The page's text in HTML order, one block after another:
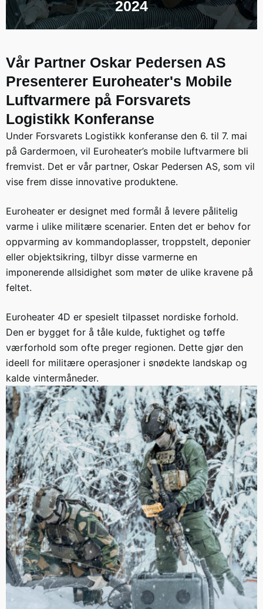
2024
Vår Partner Oskar Pedersen AS
Presenterer Euroheater's Mobile
Luftvarmere på Forsvarets
Logistikk Konferanse
Under Forsvarets Logistikk konferanse den 6. til 7. mai
på Gardermoen, vil Euroheater’s mobile luftvarmere bli
fremvist. Det er vår partner, Oskar Pedersen AS, som vil
vise frem disse innovative produktene.
Euroheater er designet med formål å levere pålitelig
varme i ulike militære scenarier. Enten det er behov for
oppvarming av kommandoplasser, troppstelt, deponier
eller objektsikring, tilbyr disse varmerne en
imponerende allsidighet som møter de ulike kravene på
feltet.
Euroheater 4D er spesielt tilpasset nordiske forhold.
Den er bygget for å tåle kulde, fuktighet og tøffe
værforhold som ofte preger regionen. Dette gjør den
ideell for militære operasjoner i snødekte landskap og
kalde vintermåneder.